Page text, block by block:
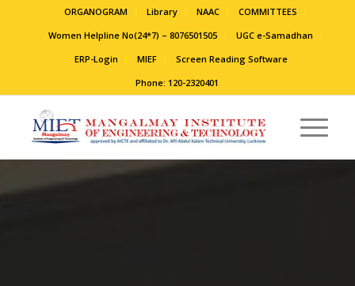
ORGANOGRAM Library NAAC
COMMITTEES
Women Helpline No(24*7) – 8076501505
UGC e-Samadhan
ERP-Login
MIEF
Screen Reading Software
Phone: 120-2320401